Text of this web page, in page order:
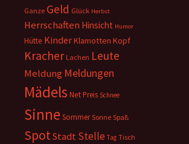
Ganze Geld Glück Herbst
Herrschaften Hinsicht Humor
Hütte KinderKlamotten Kopf
Kracher Lachen Leute
Meldung Meldungen
Mädels NetPreis Schnee
Sinne Sommer Sonne Spaß
SpotStadt Stelle Tag Tisch